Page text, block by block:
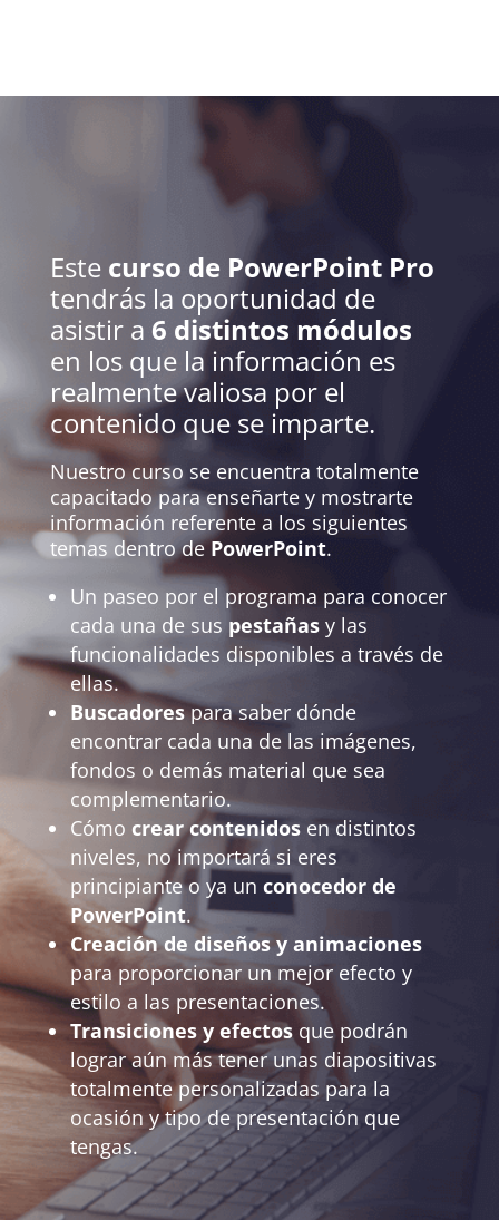
Este curso de PowerPoint Pro
tendrás la oportunidad de
asistir a 6 distintos módulos
en los que la información es
realmente valiosa por el
contenido que se imparte.
Nuestro curso se encuentra totalmente
capacitado para enseñarte y mostrarte
información referente a los siguientes
temas dentro dePowerPoint.
Un paseo por el programa para conocer
cada una de sus pestañasy las
funcionalidades disponibles a través de
ellas.
Buscadorespara saber dónde
encontrar cada una de las imágenes,
fondos o demás material que sea
complementario.
Cómo crear contenidosen distintos
niveles, no importará si eres
principiante o ya un conocedor de
PowerPoint.
Creación de diseños y animaciones
para proporcionar un mejor efecto y
estilo a las presentaciones.
Transiciones y efectosque podrán
lograr aún más tener unas diapositivas
totalmente personalizadas para la
ocasión y tipo de presentación que
tengas.